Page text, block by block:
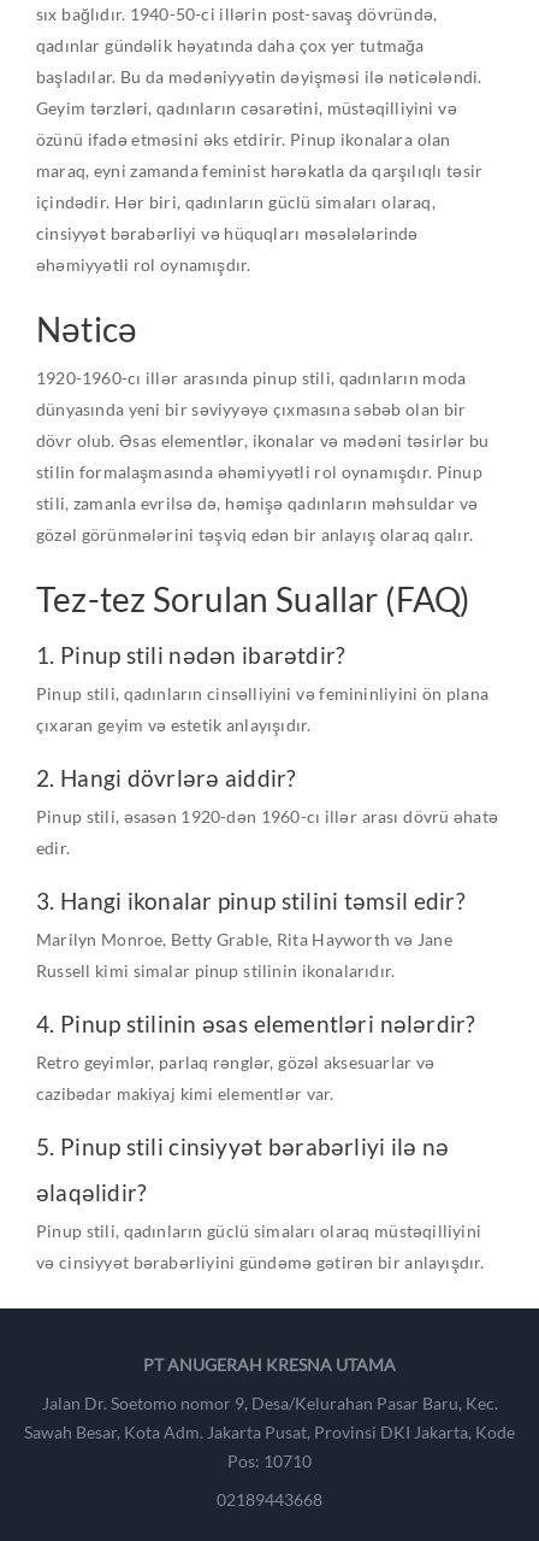
sıx bağlıdır. 1940-50-ci illərin post-savaş dövründə,
qadınlar gündəlik həyatında daha çox yer tutmağa
başladılar. Bu da mədəniyyətin dəyişməsi ilə nəticələndi.
Geyim tərzləri, qadınların cəsarətini, müstəqilliyini və
özünü ifadə etməsini əks etdirir. Pinup ikonalara olan
maraq, eyni zamanda feminist hərəkatla da qarşılıqlı təsir
içindədir. Hər biri, qadınların güclü simaları olaraq,
cinsiyyət bərabərliyi və hüquqları məsələlərində
əhəmiyyətli rol oynamışdır.
Nəticə
1920-1960-cı illər arasında pinup stili, qadınların moda
dünyasında yeni bir səviyyəyə çıxmasına səbəb olan bir
dövr olub. Əsas elementlər, ikonalar və mədəni təsirlər bu
stilin formalaşmasında əhəmiyyətli rol oynamışdır. Pinup
stili, zamanla evrilsə də, həmişə qadınların məhsuldar və
gözəl görünmələrini təşviq edən bir anlayış olaraq qalır.
Tez-tez Sorulan Suallar (FAQ)
1. Pinup stili nədən ibarətdir?
Pinup stili, qadınların cinsəlliyini və femininliyini ön plana
çıxaran geyim və estetik anlayışıdır.
2. Hangi dövrlərə aiddir?
Pinup stili, əsasən 1920-dən 1960-cı illər arası dövrü əhatə
edir.
3. Hangi ikonalar pinup stilini təmsil edir?
Marilyn Monroe, Betty Grable, Rita Hayworth və Jane
Russell kimi simalar pinup stilinin ikonalarıdır.
4. Pinup stilinin əsas elementləri nələrdir?
Retro geyimlər, parlaq rənglər, gözəl aksesuarlar və
cazibədar makiyaj kimi elementlər var.
5. Pinup stili cinsiyyət bərabərliyi ilə nə
əlaqəlidir?
Pinup stili, qadınların güclü simaları olaraq müstəqilliyini
və cinsiyyət bərabərliyini gündəmə gətirən bir anlayışdır.
PT ANUGERAH KRESNA UTAMA
Jalan Dr. Soetomo nomor 9, Desa/Kelurahan Pasar Baru, Kec.
Sawah Besar, Kota Adm. Jakarta Pusat, Provinsi DKI Jakarta, Kode
Pos: 10710
02189443668